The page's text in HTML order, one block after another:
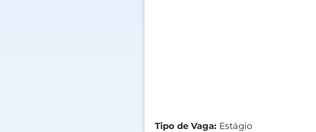
Tipo de Vaga: Estágio